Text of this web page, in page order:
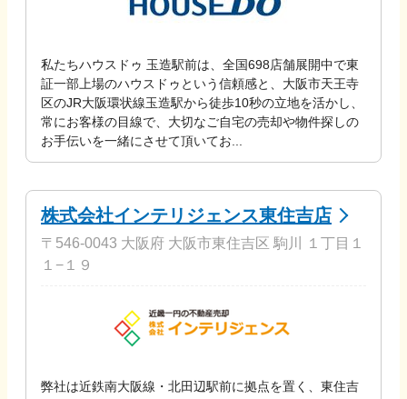
私たちハウスドゥ 玉造駅前は、全国698店舗展開中で東
証一部上場のハウスドゥという信頼感と、大阪市天王寺
区のJR大阪環状線玉造駅から徒歩10秒の立地を活かし、
常にお客様の目線で、大切なご自宅の売却や物件探しの
お手伝いを一緒にさせて頂いてお...
株式会社インテリジェンス東住吉店
〒546-0043 大阪府 大阪市東住吉区 駒川 １丁目１
１−１９
弊社は近鉄南大阪線・北田辺駅前に拠点を置く、東住吉